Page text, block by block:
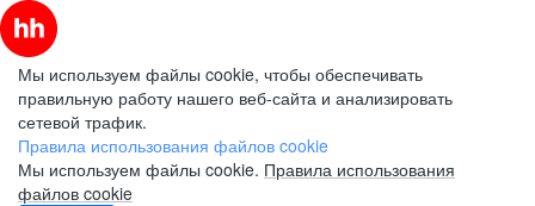
Мы используем файлы cookie, чтобы обеспечивать
правильную работу нашего веб-сайта и анализировать
сетевой трафик.
Правила использования файлов cookie
Мы используем файлы cookie. Правила использования
файлов cookie